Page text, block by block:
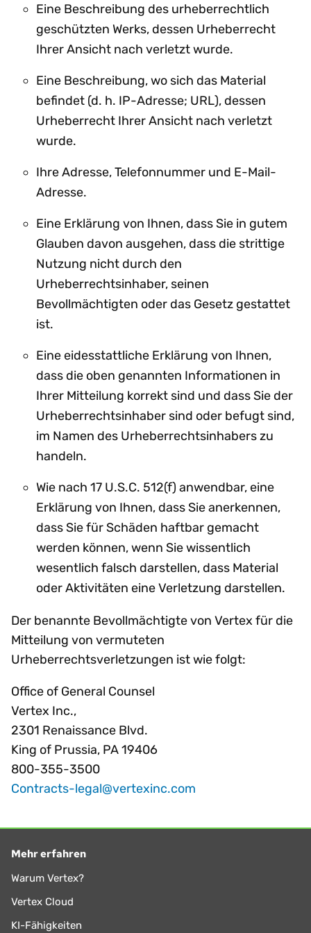
Eine Beschreibung des urheberrechtlich
geschützten Werks, dessen Urheberrecht
Ihrer Ansicht nach verletzt wurde.
Eine Beschreibung, wo sich das Material
befindet (d. h. IP-Adresse; URL), dessen
Urheberrecht Ihrer Ansicht nach verletzt
wurde.
Ihre Adresse, Telefonnummer und E-Mail-
Adresse.
Eine Erklärung von Ihnen, dass Sie in gutem
Glauben davon ausgehen, dass die strittige
Nutzung nicht durch den
Urheberrechtsinhaber, seinen
Bevollmächtigten oder das Gesetz gestattet
ist.
Eine eidesstattliche Erklärung von Ihnen,
dass die oben genannten Informationen in
Ihrer Mitteilung korrekt sind und dass Sie der
Urheberrechtsinhaber sind oder befugt sind,
im Namen des Urheberrechtsinhabers zu
handeln.
Wie nach 17 U.S.C. 512(f) anwendbar, eine
Erklärung von Ihnen, dass Sie anerkennen,
dass Sie für Schäden haftbar gemacht
werden können, wenn Sie wissentlich
wesentlich falsch darstellen, dass Material
oder Aktivitäten eine Verletzung darstellen.
Der benannte Bevollmächtigte von Vertex für die
Mitteilung von vermuteten
Urheberrechtsverletzungen ist wie folgt:
Office of General Counsel
Vertex Inc.,
2301 Renaissance Blvd.
King of Prussia, PA 19406
800-355-3500
Contracts-legal@vertexinc.com
Mehr erfahren
Warum Vertex?
Vertex Cloud
KI-Fähigkeiten